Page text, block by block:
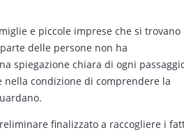
e piccole imprese che si trovano
delle persone non ha
spiegazione chiara di ogni
condizione di comprendere la
finalizzato a raccogliere i